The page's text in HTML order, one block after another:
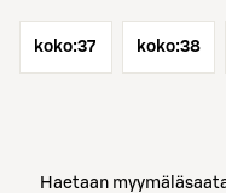
koko:37 koko:38
Haetaan